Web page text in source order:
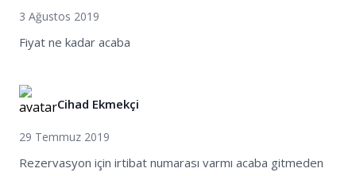
3 Ağustos 2019
Fiyat ne kadar acaba
Cihad Ekmekçi
29 Temmuz 2019
Rezervasyon için irtibat numarası varmı acaba gitmeden